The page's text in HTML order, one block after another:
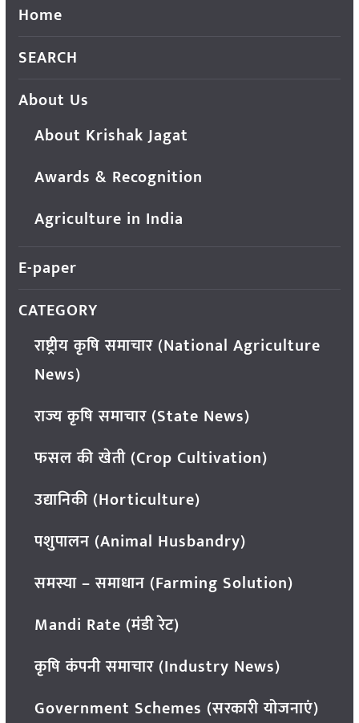
Home
SEARCH
About Us
About Krishak Jagat
Awards & Recognition
Agriculture in India
E-paper
CATEGORY
राष्ट्रीय कृषि समाचार (National Agriculture
News)
राज्य कृषि समाचार (State News)
फसल की खेती (Crop Cultivation)
उद्यानिकी (Horticulture)
पशुपालन (Animal Husbandry)
समस्या – समाधान (Farming Solution)
Mandi Rate (मंडी रेट)
कृषि कंपनी समाचार (Industry News)
Government Schemes (सरकारी योजनाएं)